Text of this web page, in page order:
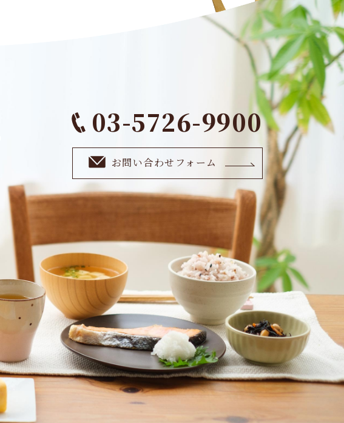
03-5726-9900
お問い合わせフォーム